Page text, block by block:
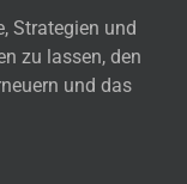
Strategien und
zu lassen, den
und das